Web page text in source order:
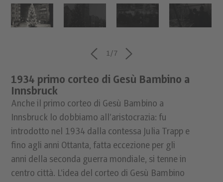
1/7
1934 primo corteo di Gesù Bambino a
Innsbruck
Anche il primo corteo di Gesù Bambino a
Innsbruck lo dobbiamo all’aristocrazia: fu
introdotto nel 1934 dalla contessa Julia Trapp e
fino agli anni Ottanta, fatta eccezione per gli
anni della seconda guerra mondiale, si tenne in
centro città. L’idea del corteo di Gesù Bambino